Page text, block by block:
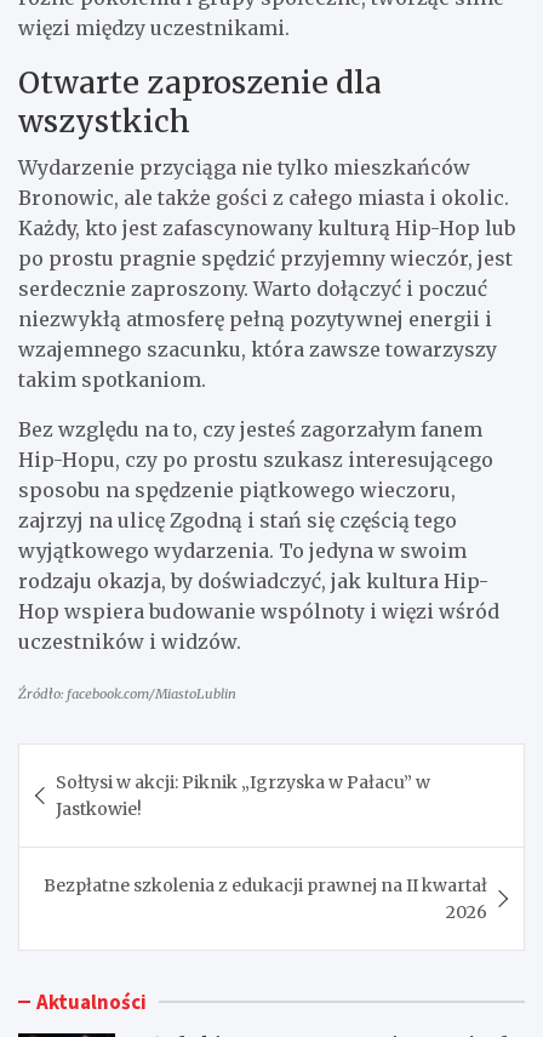
więzi między uczestnikami.
Otwarte zaproszenie dla
wszystkich
Wydarzenie przyciąga nie tylko mieszkańców
Bronowic, ale także gości z całego miasta i okolic.
Każdy, kto jest zafascynowany kulturą Hip-Hop lub
po prostu pragnie spędzić przyjemny wieczór, jest
serdecznie zaproszony. Warto dołączyć i poczuć
niezwykłą atmosferę pełną pozytywnej energii i
wzajemnego szacunku, która zawsze towarzyszy
takim spotkaniom.
Bez względu na to, czy jesteś zagorzałym fanem
Hip-Hopu, czy po prostu szukasz interesującego
sposobu na spędzenie piątkowego wieczoru,
zajrzyj na ulicę Zgodną i stań się częścią tego
wyjątkowego wydarzenia. To jedyna w swoim
rodzaju okazja, by doświadczyć, jak kultura Hip-
Hop wspiera budowanie wspólnoty i więzi wśród
uczestników i widzów.
Źródło: facebook.com/MiastoLublin
wpisu
Sołtysi w akcji: Piknik „Igrzyska w Pałacu” w
Jastkowie!
Bezpłatne szkolenia z edukacji prawnej na II kwartał
2026
Aktualności